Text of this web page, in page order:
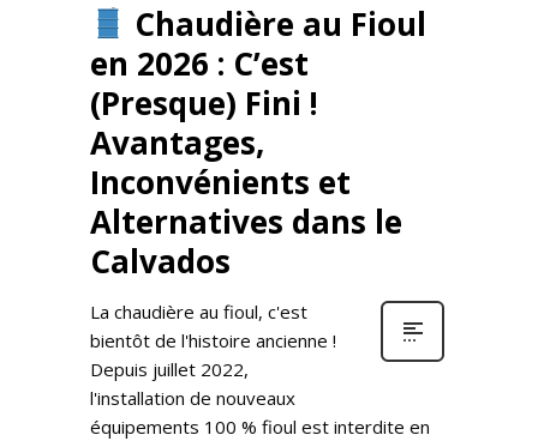
Chaudière au Fioul
en 2026 : C’est
(Presque) Fini !
Avantages,
Inconvénients et
Alternatives dans le
Calvados
La chaudière au fioul, c'est
bientôt de l'histoire ancienne !
Depuis juillet 2022,
l'installation de nouveaux
équipements 100 % fioul est interdite en